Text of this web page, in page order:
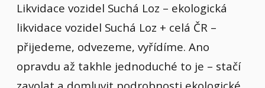
Likvidace vozidel Suchá Loz – ekologická
likvidace vozidel Suchá Loz + celá ČR –
přijedeme, odvezeme, vyřídíme. Ano
opravdu až takhle jednoduché to je – stačí